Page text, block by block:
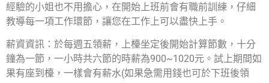
經驗的小姐也不用擔心，在開始上班前會有職前訓練，仔細
教導每一項工作環節，讓您在工作上可以盡快上手。
薪資資訊：於每週五領薪，上檯坐定後開始計算節數，十分
鐘為一節，一小時共六節的時薪為900~1020元。試上期間如
果有座到檯，一樣會有薪水(如果急需用錢也可於下班後領